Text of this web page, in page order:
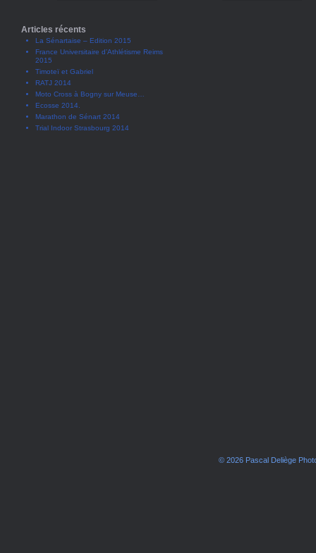
Articles récents
La Sénartaise – Edition 2015
France Universitaire d’Athlétisme Reims
2015
Timoteï et Gabriel
RATJ 2014
Moto Cross à Bogny sur Meuse…
Ecosse 2014.
Marathon de Sénart 2014
Trial Indoor Strasbourg 2014
© 2026 Pascal Deliège